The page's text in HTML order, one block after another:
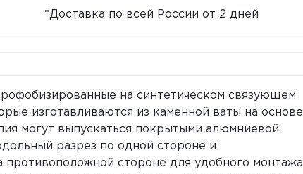
*Доставка по всей России от 2 дней
на синтетическом связующем
изготавливаются из каменной ваты на основе
могут выпускаться покрытыми алюмниевой
разрез по одной стороне и
стороне для удобного монтажа